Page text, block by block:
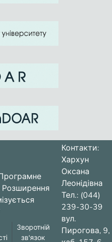
Розширення
Зворотній
зв'язок
Контакти:
Хархун
Оксана
Леонідівна
Тел.: (044)
239-30-39
вул.
Пирогова, 9,